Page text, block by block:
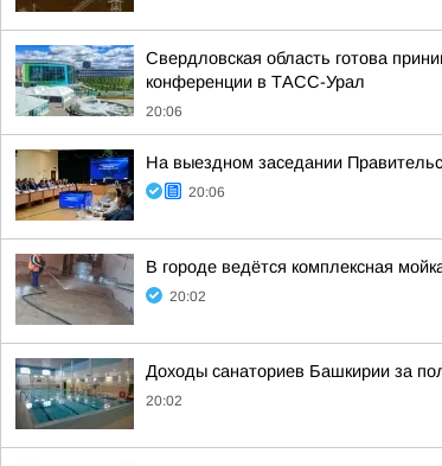
Свердловская область готова
конференции в ТАСС-Урал
20:06
На выездном заседании
20:06
В городе ведётся комплексная
20:02
Доходы санаториев Башкирии за
20:02